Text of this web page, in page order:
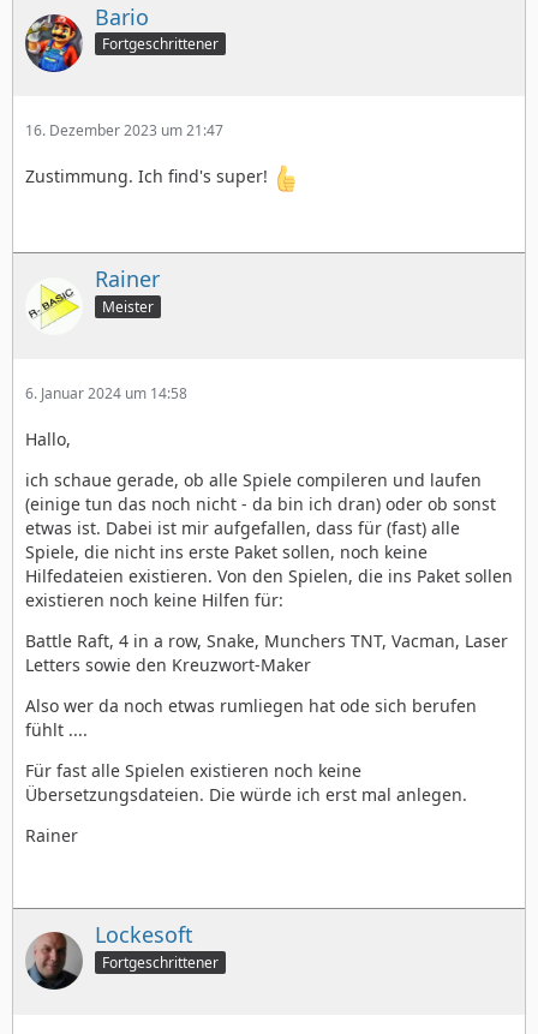
Bario
Fortgeschrittener
16. Dezember 2023 um 21:47
Zustimmung. Ich find's super!
Rainer
Meister
6. Januar 2024 um 14:58
Hallo,
ich schaue gerade, ob alle Spiele compileren und laufen
(einige tun das noch nicht - da bin ich dran) oder ob sonst
etwas ist. Dabei ist mir aufgefallen, dass für (fast) alle
Spiele, die nicht ins erste Paket sollen, noch keine
Hilfedateien existieren. Von den Spielen, die ins Paket sollen
existieren noch keine Hilfen für:
Battle Raft, 4 in a row, Snake, Munchers TNT, Vacman, Laser
Letters sowie den Kreuzwort-Maker
Also wer da noch etwas rumliegen hat ode sich berufen
fühlt ....
Für fast alle Spielen existieren noch keine
Übersetzungsdateien. Die würde ich erst mal anlegen.
Rainer
Lockesoft
Fortgeschrittener